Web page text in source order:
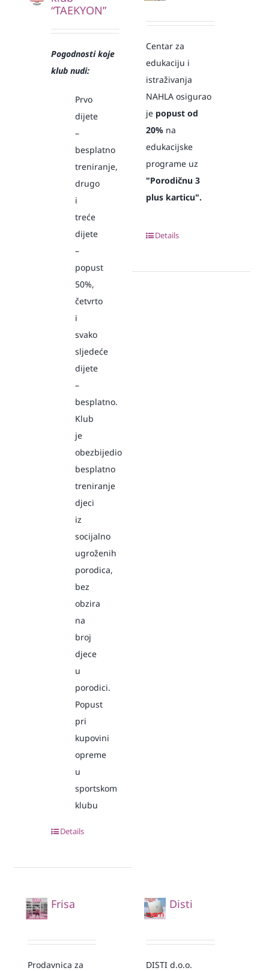
“TAEKYON”
Pogodnosti koje
klub nudi:
Prvo
dijete
–
besplatno
treniranje,
drugo
i
treće
dijete
–
popust
50%,
četvrto
i
svako
sljedeće
dijete
–
besplatno.
Klub
je
obezbijedio
besplatno
treniranje
djeci
iz
socijalno
ugroženih
porodica,
bez
obzira
na
broj
djece
u
porodici.
Popust
pri
kupovini
opreme
u
sportskom
klubu
Details
Centar za
edukaciju i
istraživanja
NAHLA osigurao
je popust od
20% na
edukacijske
programe uz
"Porodičnu 3
plus karticu".
Details
Frisa
Prodavnica za
Disti
DISTI d.o.o.